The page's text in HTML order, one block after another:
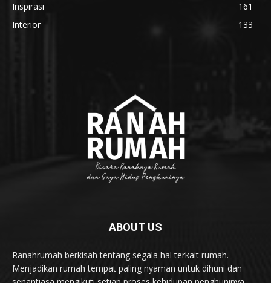
Inspirasi
161
Interior
133
ABOUT US
Ranahrumah berkisah tentang segala hal terkait rumah.
Menjadikan rumah tempat paling nyaman untuk dihuni dan